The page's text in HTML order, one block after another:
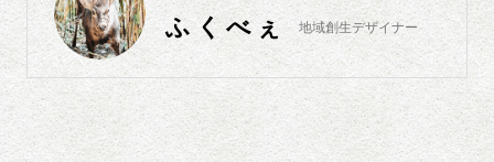
ふくべぇ 地域創生デザイナー